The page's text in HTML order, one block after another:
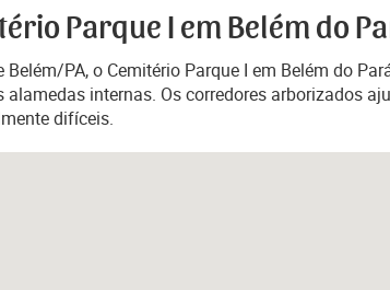
Parque I em Belém do
PA, o Cemitério Parque I em Belém do
internas. Os corredores arborizados
difíceis.